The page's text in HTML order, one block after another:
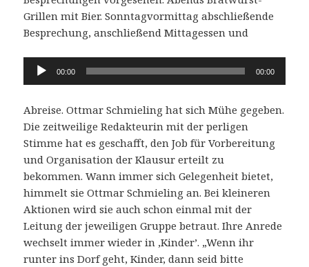
Grillen mit Bier. Sonntagvormittag abschließende
Besprechung, anschließend Mittagessen und
Audio-
Player
00:00 00:00
Abreise. Ottmar Schmieling hat sich Mühe gegeben.
Die zeitweilige Redakteurin mit der perligen
Stimme hat es geschafft, den Job für Vorbereitung
und Organisation der Klausur erteilt zu
bekommen. Wann immer sich Gelegenheit bietet,
himmelt sie Ottmar Schmieling an. Bei kleineren
Aktionen wird sie auch schon einmal mit der
Leitung der jeweiligen Gruppe betraut. Ihre Anrede
wechselt immer wieder in ‚Kinder’. „Wenn ihr
runter ins Dorf geht, Kinder, dann seid bitte